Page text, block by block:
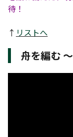
待！
↑ リストへ
舟を編む